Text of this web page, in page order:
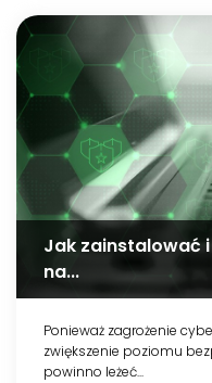
Jak zainstalować
na...
Ponieważ zagrożenie
zwiększenie poziomu
powinno leżeć...